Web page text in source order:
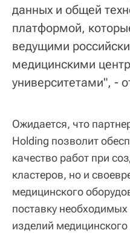
данных и общей
платформой,
ведущими
медицинскими
университетами", -
Ожидается, что
Holding позволит
качество работ при
кластеров, но и
медицинского
поставку
изделий